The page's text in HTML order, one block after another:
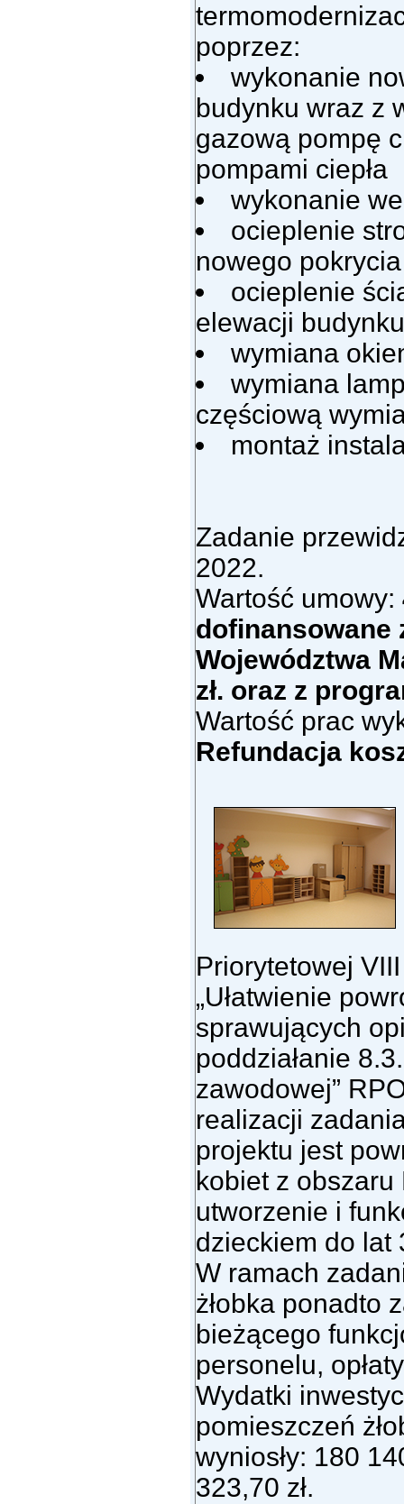
poprzez:
wykonanie
budynku wraz z
gazową pompę
pompami ciepła
wykonanie
ocieplenie
nowego
ocieplenie
elewacji budynku
wymiana
wymiana
częściową
montaż
Zadanie
2022.
Wartość umowy:
dofinansowane
Województwa
zł. oraz z
Wartość prac
Refundacja
Priorytetowej
„Ułatwienie
sprawujących
poddziałanie
zawodowej”
realizacji
projektu jest
kobiet z
utworzenie i
dzieckiem do lat
W ramach
żłobka ponadto
bieżącego
personelu,
Wydatki
pomieszczeń
wyniosły: 180
323,70 zł.